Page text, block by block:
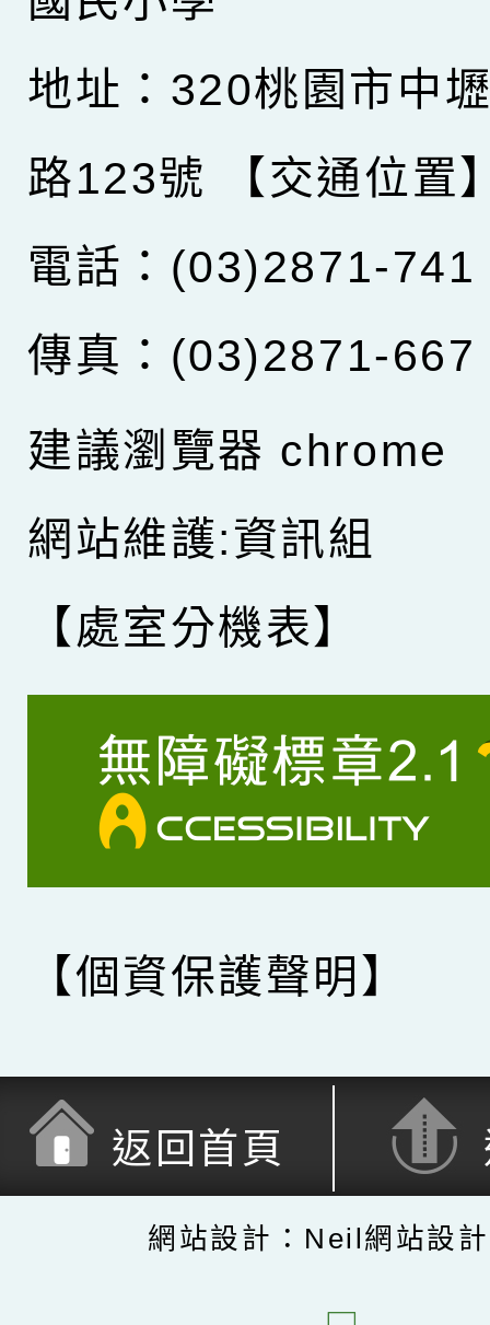
地址：320桃園市中
路123號
【交通位置
電話：(03)2871-741
傳真：(03)2871-667
建議瀏覽器 chrome
網站維護:資訊組
【處室分機表】
【個資保護聲明】
返回首頁
網站設計：Neil網站設